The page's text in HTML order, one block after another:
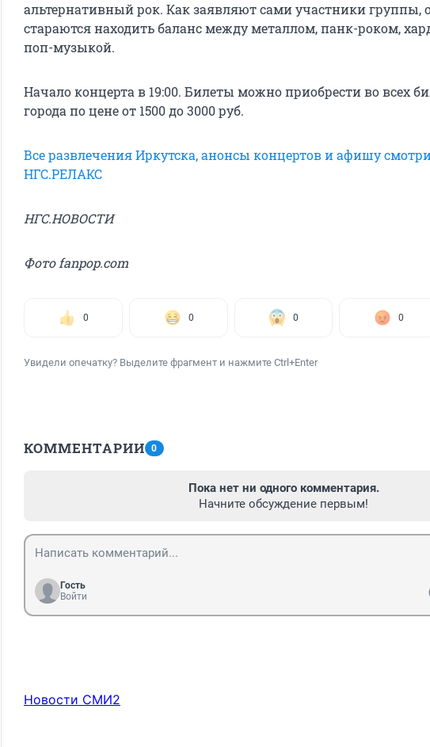
альтернативный рок. Как заявляют сами участники группы,
стараются находить баланс между металлом, панк-роком,
поп-музыкой.
Начало концерта в 19:00. Билеты можно приобрести во всех
города по цене от 1500 до 3000 руб.
Все развлечения Иркутска, анонсы концертов и афишу
НГС.РЕЛАКС
НГС.НОВОСТИ
Фото fanpop.com
0 0 0 0
Увидели опечатку? Выделите фрагмент и нажмите Ctrl+Enter
КОММЕНТАРИИ 0
Пока нет ни одного комментария.
Начните обсуждение первым!
Гость
Войти
Новости СМИ2